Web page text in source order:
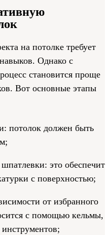
на потолке требует
Однако с
становится проще
Вот основные этапы
потолок должен быть
это обеспечит
с поверхностью;
от избранного
с помощью кельмы,